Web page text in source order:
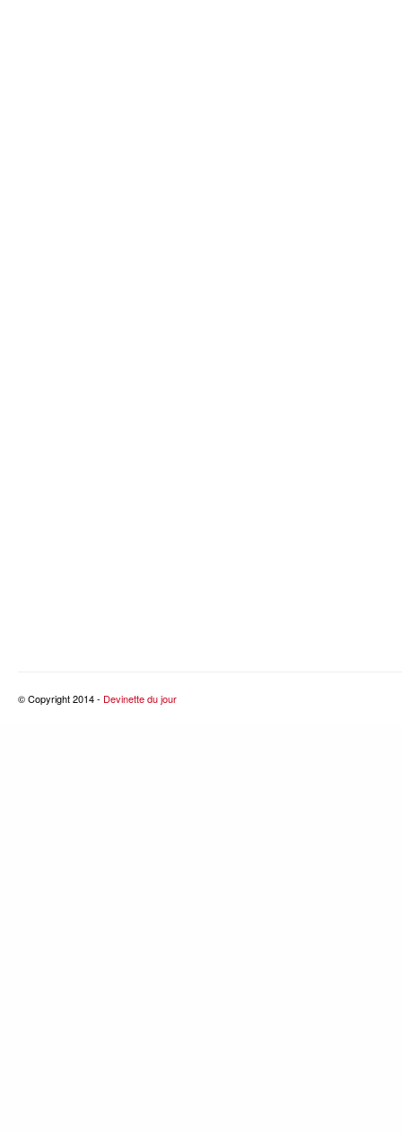
© Copyright 2014 - Devinette du jour